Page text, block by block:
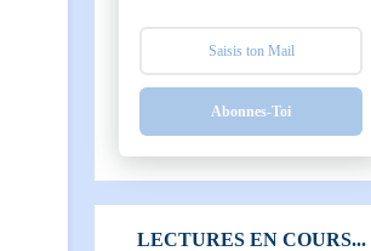
Abonnes-Toi
LECTURES EN COURS...